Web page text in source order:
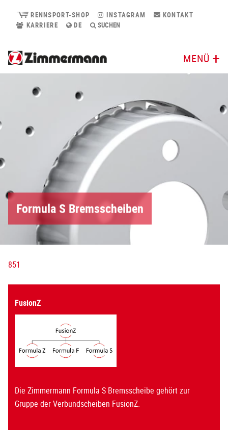
RENNSPORT-SHOP INSTAGRAM
KONTAKT
KARRIERE
DE SUCHEN
MENÜ
Formula S Bremsscheiben
851
FusionZ
Die Zimmermann Formula S Bremsscheibe gehört zur
Gruppe der Verbundscheiben FusionZ.